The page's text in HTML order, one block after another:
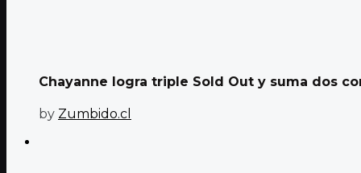
Chayanne logra triple Sold Out y suma dos
by Zumbido.cl